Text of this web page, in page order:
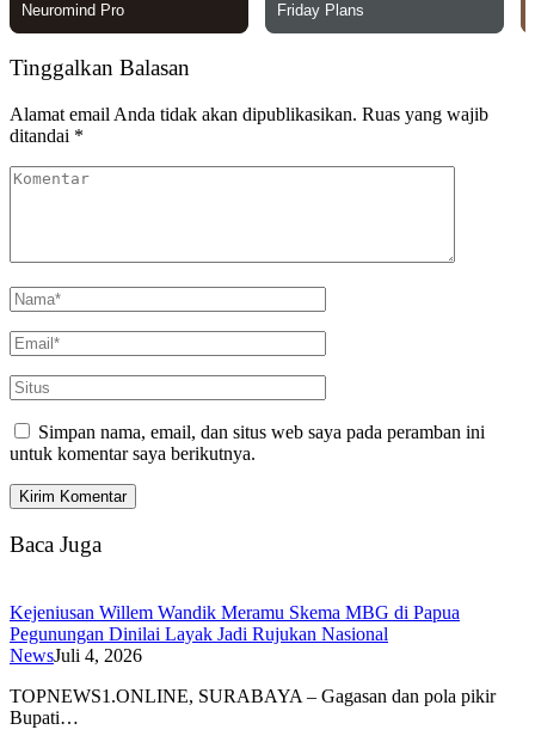
Tinggalkan Balasan
Alamat email Anda tidak akan dipublikasikan. Ruas yang wajib
ditandai *
Simpan nama, email, dan situs web saya pada peramban ini
untuk komentar saya berikutnya.
Baca Juga
Kejeniusan Willem Wandik Meramu Skema MBG di Papua
Pegunungan Dinilai Layak Jadi Rujukan Nasional
NewsJuli 4, 2026
TOPNEWS1.ONLINE, SURABAYA – Gagasan dan pola pikir
Bupati…